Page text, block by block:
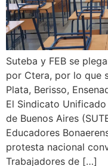
Suteba y FEB se
por Ctera, por lo que
Plata, Berisso,
El Sindicato
de Buenos Aires
Educadores
protesta nacional
Trabajadores de […]